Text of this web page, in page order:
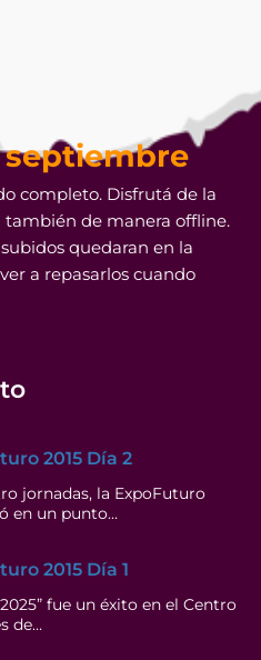
septiembre
completo. Disfrutá de la
también de manera offline.
quedaran en la
a repasarlos cuando
2015 Día 2
jornadas, la ExpoFuturo
en un punto…
2015 Día 1
fue un éxito en el Centro
de…